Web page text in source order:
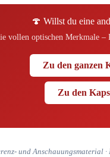
🍄 Willst du eine
vollen optischen Merkmale –
Zu den ganzen
Zu den
und Anschauungsmaterial